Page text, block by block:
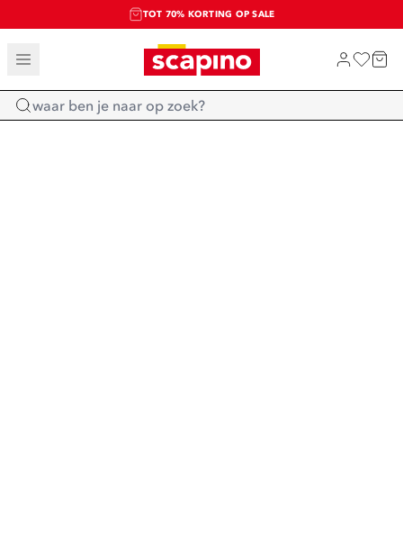
TOT 70% KORTING OP SALE
SALE: LAATSTE KANS!
SHOP NIEUW
Home